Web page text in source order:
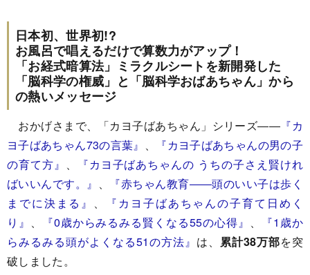
日本初、世界初!?
お風呂で唱えるだけで算数力がアップ！
「お経式暗算法」ミラクルシートを新開発した
「脳科学の権威」と「脳科学おばあちゃん」から
の熱いメッセージ
おかげさまで、「カヨ子ばあちゃん」シリーズ―― 『カ
ヨ子ばあちゃん73の言葉』 、
『カヨ子ばあちゃんの男の子
の育て方』 、
『カヨ子ばあちゃんの うちの子さえ賢けれ
ばいいんです。』 、
『赤ちゃん教育――頭のいい子は歩く
までに決まる』 、
『カヨ子ばあちゃんの子育て日めく
り』 、 『0歳からみるみる賢くなる55の心得』 、
『1歳か
らみるみる頭がよくなる51の方法』 は、 累計38万部を突
破しました。